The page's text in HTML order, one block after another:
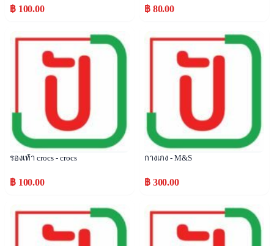
฿ 100.00 ฿ 80.00
Popular
รองเท้า crocs - crocs
฿ 100.00
Popular
กางเกง - M&S
฿ 300.00
Popular Popular